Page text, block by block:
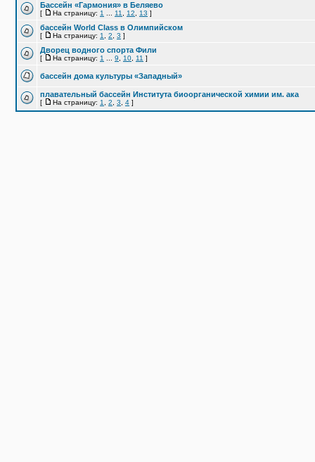
Бассейн «Гармония» в Беляево
[ На страницу: 1 11 12 13 ]
бассейн World Class в Олимпийском
[ На страницу: 1 2 3 ]
Дворец водного спорта Фили
[ На страницу: 1 9 10 11 ]
бассейн дома культуры «Западный»
плавательный бассейн Института биоорганической химии им. ака
[ На страницу: 1 2 3 4 ]